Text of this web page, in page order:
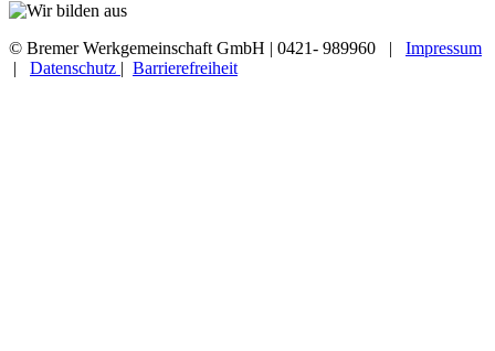
© Bremer Werkgemeinschaft GmbH | 0421- 989960 | Impressum
| Datenschutz | Barrierefreiheit